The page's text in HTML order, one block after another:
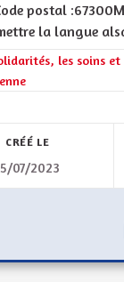
citoyenne
À
RADARS
postal
la langue
les résultats de la
les soins
CRÉÉ LE
07/2023